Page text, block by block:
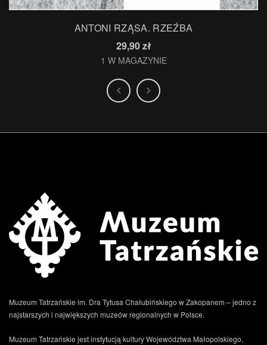
ANTONI RZĄSA. RZEŹBA
29,90zł
1 W MAGAZYNIE
Muzeum Tatrzańskie im. Dra Tytusa Chałubińskiego w Zakopanem – jedno z
najstarszych i największych muzeów regionalnych w Polsce.
Muzeum Tatrzańskie jest instytucją kultury Województwa Małopolskiego,
.